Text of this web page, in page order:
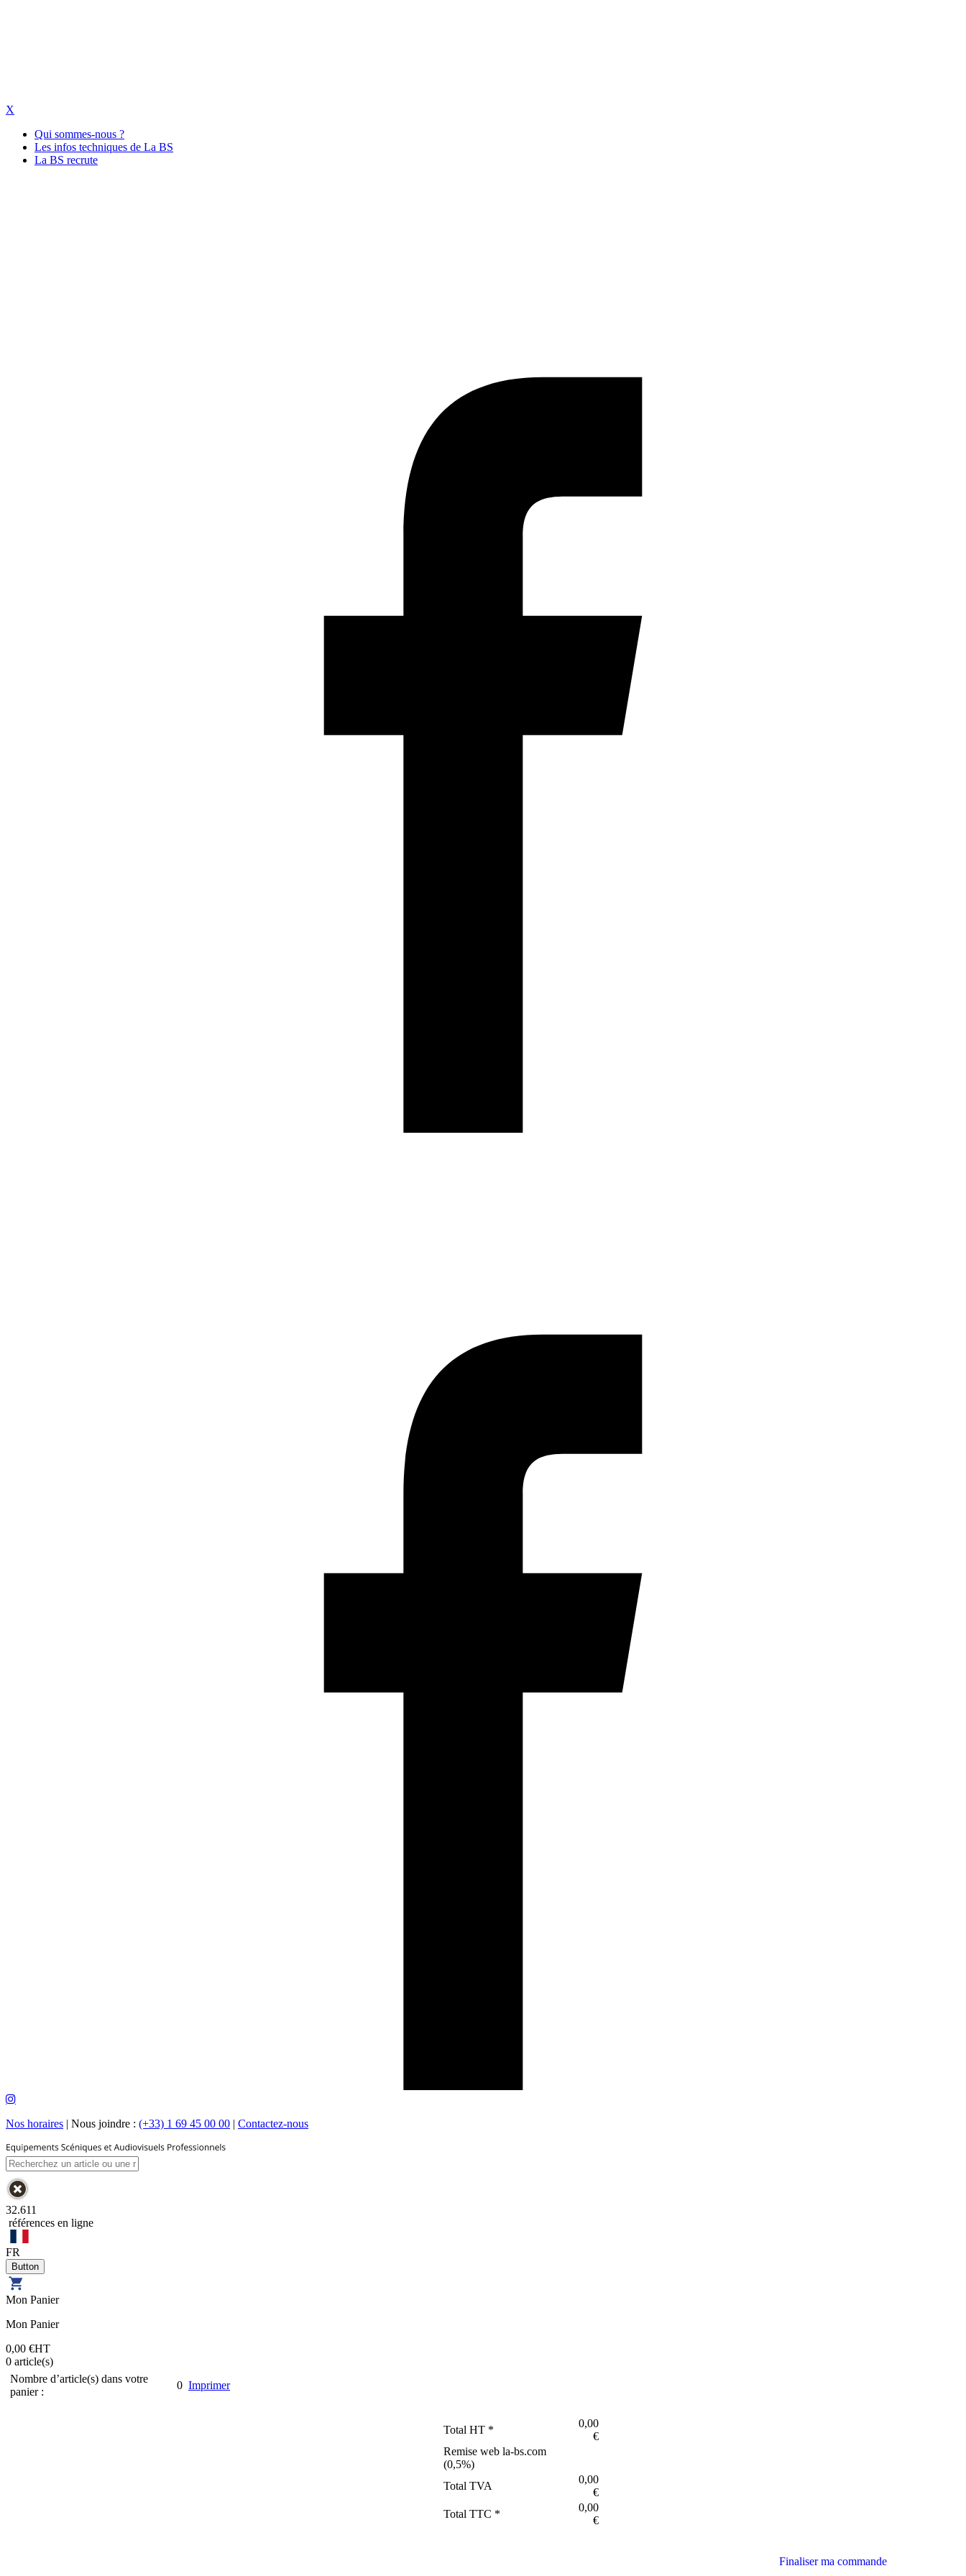
X
Qui sommes-nous ?
Les infos techniques de La BS
La BS recrute
Nos horaires | Nous joindre : (+33) 1 69 45 00 00 | Contactez-nous
32.611
références en ligne
FR
Mon Panier
Mon Panier
0,00 €HT
0 article(s)
Nombre d’article(s) dans votre
panier :
0 Imprimer
Total HT *
0,00
€
Remise web la-bs.com
(0,5%)
Total TVA
0,00
€
Total TTC *
0,00
€
Finaliser ma commande